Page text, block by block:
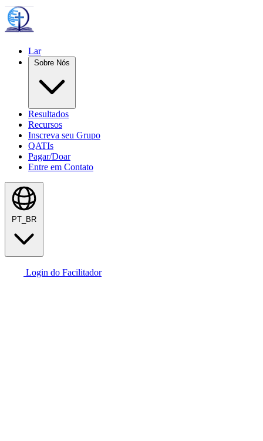
Lar
Sobre Nós
Resultados
Recursos
Inscreva seu Grupo
QATIs
Pagar/Doar
Entre em Contato
PT_BR
Login do Facilitador